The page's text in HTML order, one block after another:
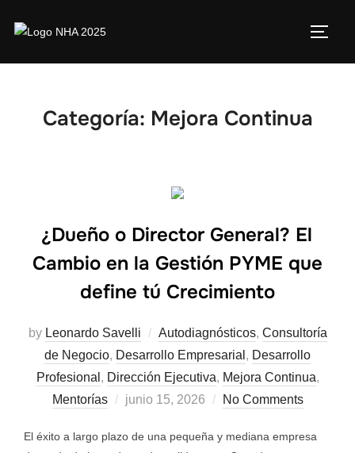
Categoría: Mejora Continua
¿Dueño o Director General? El
Cambio en la Gestión PYME que
define tú Crecimiento
by Leonardo Savelli Autodiagnósticos, Consultoría
de Negocio, Desarrollo Empresarial , Desarrollo
Profesional , Dirección Ejecutiva, Mejora Continua,
Mentorías
junio 15, 2026 No Comments
El éxito a largo plazo de una pequeña y mediana empresa